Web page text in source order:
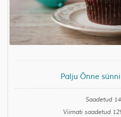
Palju Õnne
Saadetud
Viimati saadetud